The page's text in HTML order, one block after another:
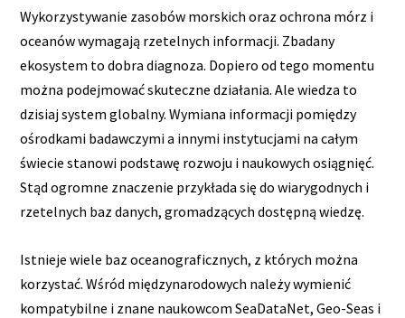
Wykorzystywanie zasobów morskich oraz ochrona mórz i
oceanów wymagają rzetelnych informacji. Zbadany
ekosystem to dobra diagnoza. Dopiero od tego momentu
można podejmować skuteczne działania. Ale wiedza to
dzisiaj system globalny. Wymiana informacji pomiędzy
ośrodkami badawczymi a innymi instytucjami na całym
świecie stanowi podstawę rozwoju i naukowych osiągnięć.
Stąd ogromne znaczenie przykłada się do wiarygodnych i
rzetelnych baz danych, gromadzących dostępną wiedzę.
Istnieje wiele baz oceanograficznych, z których można
korzystać. Wśród międzynarodowych należy wymienić
kompatybilne i znane naukowcom SeaDataNet, Geo-Seas i